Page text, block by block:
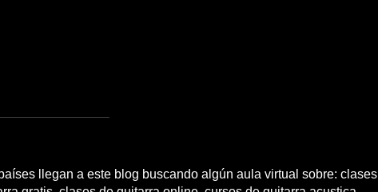
llegan a este blog buscando algún aula virtual sobre: clases